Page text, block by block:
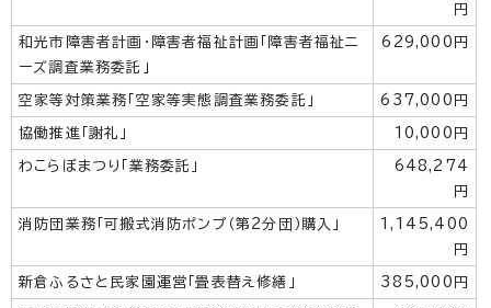
円
和光市障害者計画・障害者福祉計画「障害者福祉ニ
ーズ調査業務委託」
629,000円
空家等対策業務「空家等実態調査業務委託」 637,000円
協働推進「謝礼」 10,000円
わこらぼまつり「業務委託」
648,274
円
消防団業務「可搬式消防ポンプ（第2分団）購入」
1,145,400
円
新倉ふるさと民家園運営「畳表替え修繕」 385,000円